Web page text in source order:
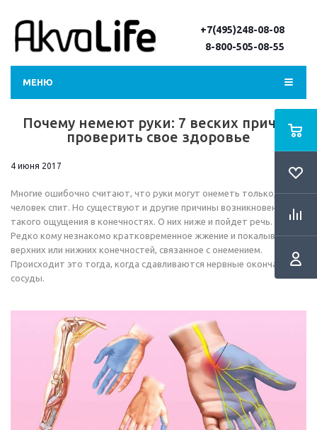
+7(495)248-08-08
8-800-505-08-55
МЕНЮ
Почему немеют руки: 7 веских причин
проверить свое здоровье
4 июня 2017
Многие ошибочно считают, что руки могут онеметь только, когда
человек спит. Но существуют и другие причины возникновения
такого ощущения в конечностях. О них ниже и пойдет речь.
Редко кому незнакомо кратковременное жжение и покалывание
верхних или нижних конечностей, связанное с онемением.
Происходит это тогда, когда сдавливаются нервные окончания и
сосуды.